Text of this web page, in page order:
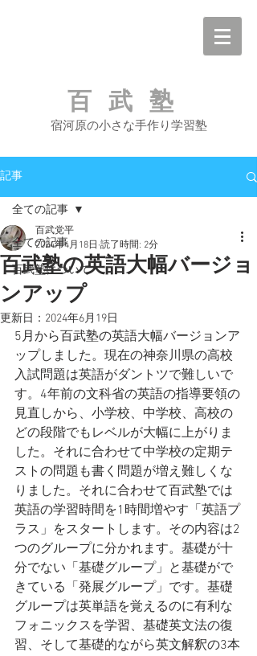
百武塾
宿河原の小さな手作り学習塾
記事
全ての記事
百武塾について
全ての記事
百武塾の英語大幅バージョ
ンアップ
百武党平
2024年4月18日 読了時間: 2分
更新日： 2024年6月19日
5月から百武塾の英語大幅バージョンア
ップしました。現在の神奈川県の高校
入試問題は英語がダントツで難しいで
す。4年前の文科省の英語の指導要領の
見直しから、小学校、中学校、高校の
どの段階でもレベルが大幅に上がりま
した。それに合わせて中学校の定期テ
ストの問題も書く問題が増え難しくな
りました。それに合わせて百武塾では
英語の学習時間を1時間増やす「英語プ
ラス」をスタートします。その内容は2
つのグループに分かれます。基礎が十
分でない「基礎グループ」と基礎がで
きている「発展グループ」です。基礎
グループは英単語を覚えるのに有利な
フォニックスを学習、基礎英文法の復
習、そして基礎的ながら英文解釈の3本